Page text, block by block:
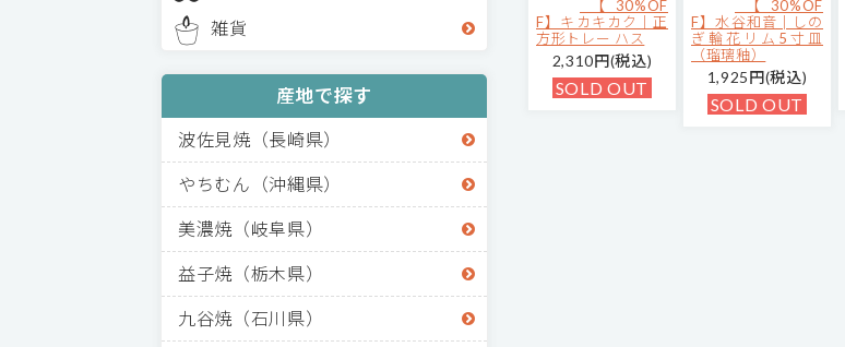
雑貨
産地で探す
波佐見焼（長崎県）
やちむん（沖縄県）
美濃焼（岐阜県）
益子焼（栃木県）
九谷焼（石川県）
【30%OF
F】キカキカク｜正
方形トレー ハス
2,310円(税込)
SOLD OUT
【30%OF
F】水谷和音│しの
ぎ輪花リム5寸皿
（瑠璃釉）
1,925円(税込)
SOLD OUT